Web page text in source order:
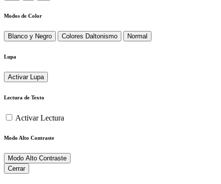
Modos de Color
Blanco y Negro Colores Daltonismo Normal
Lupa
Activar Lupa
Lectura de Texto
Activar Lectura
Modo Alto Contraste
Modo Alto Contraste
Cerrar